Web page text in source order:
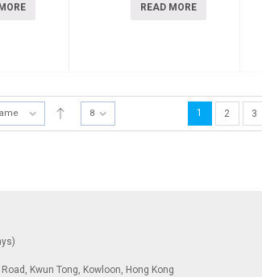
READ MORE
8 1 2 3
Kwun Tong, Kowloon, Hong Kong